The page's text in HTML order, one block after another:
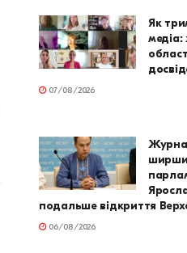
Як
медіа:
07/08/2026
подальше відкриття
06/08/2026